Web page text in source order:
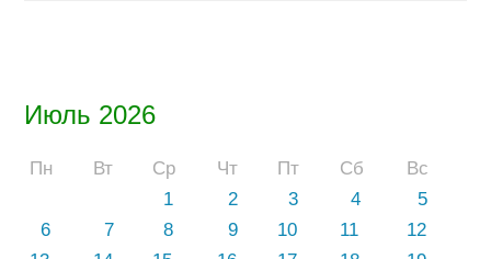
Июль 2026
Пн Вт Ср Чт Пт Сб
Вс
1
2 3 4
5
6
7 8 9 10 11
12